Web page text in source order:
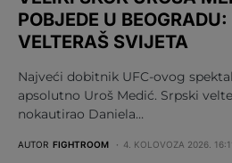
POBJEDE U
VELTERAŠ SVIJETA
Najveći dobitnik UFC-ovog
apsolutno Uroš Medić. Srpski
nokautirao Daniela…
AUTOR FIGHTROOM 4. KOLOVOZA 2026.